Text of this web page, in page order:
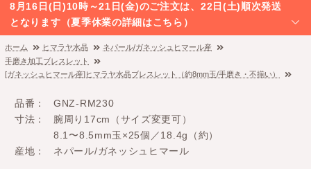
8月16日(日)10時～21日(金)のご注文は、22日(土)順次発送
となります（夏季休業の詳細はこちら）
ホーム ヒマラヤ水晶
ネパール/ガネッシュヒマール産
手磨き加工ブレスレット
[ガネッシュヒマール産]ヒマラヤ水晶ブレスレット（約8mm玉/手磨き・不揃い）
品番
GNZ-RM230
寸法
腕周り17cm（サイズ変更可）
8.1〜8.5mm玉×25個／18.4g（約）
産地
ネパール/ガネッシュヒマール